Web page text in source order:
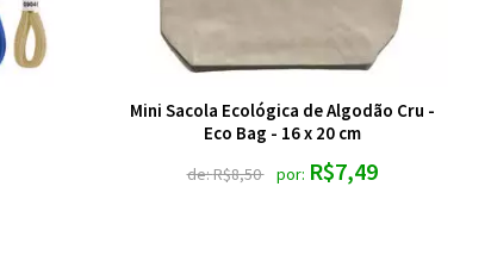
Mini Sacola Ecológica de Algodão Cru -
Eco Bag - 16 x 20 cm
de:R$8,50 por: R$7,49